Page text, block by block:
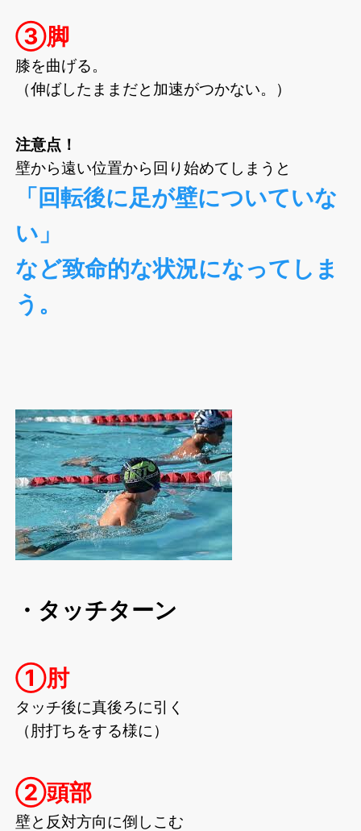
③脚
膝を曲げる。
（伸ばしたままだと加速がつかない。）
注意点！
壁から遠い位置から回り始めてしまうと
「回転後に足が壁についていな
い」
など致命的な状況になってしま
う。
・タッチターン
①肘
タッチ後に真後ろに引く
（肘打ちをする様に）
②頭部
壁と反対方向に倒しこむ